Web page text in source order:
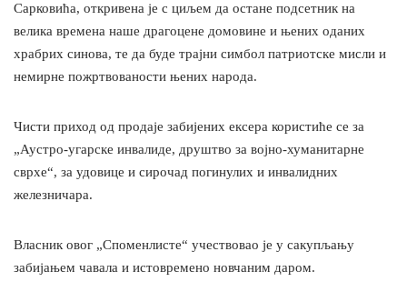
Сарковића, откривена је с циљем да остане подсетник на
велика времена наше драгоцене домовине и њених оданих
храбрих синова, те да буде трајни симбол патриотске мисли и
немирне пожртвованости њених народа.
Чисти приход од продаје забијених ексера користиће се за
„Аустро-угарске инвалиде, друштво за војно-хуманитарне
сврхе“, за удовице и сирочад погинулих и инвалидних
железничара.
Власник овог „Споменлисте“ учествовао је у сакупљању
забијањем чавала и истовремено новчаним даром.